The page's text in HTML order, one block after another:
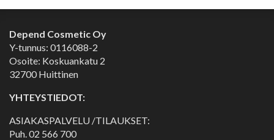
Depend Cosmetic Oy
Y-tunnus: 0116088-2
Osoite: Koskuankatu 2
32700 Huittinen
YHTEYSTIEDOT:
ASIAKASPALVELU /TILAUKSET:
Puh. 02 566 700